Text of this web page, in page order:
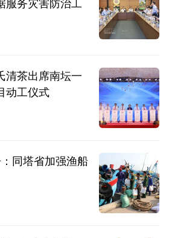
服务灾害防治工
清茶出席南坛一
动工仪式
同塔省加强渔船